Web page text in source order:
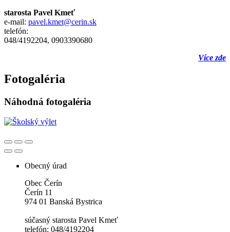
starosta Pavel Kmeť
e-mail: pavel.kmet@cerin.sk
telefón:
048/4192204, 0903390680
Více zde
Fotogaléria
Náhodná fotogaléria
Obecný úrad
Obec Čerín
Čerín 11
974 01 Banská Bystrica
súčasný starosta Pavel Kmeť
telefón: 048/4192204